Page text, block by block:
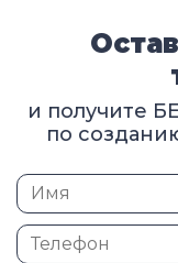
и получите
по